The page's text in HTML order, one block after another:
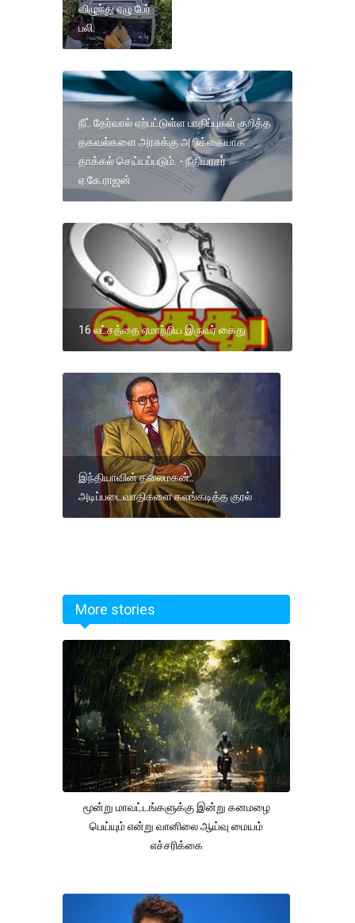
விழுந்து ஏழு பேர்
பலி.
நீட் தேர்வால் ஏற்பட்டுள்ள பாதிப்புகள் குறித்த
தகவல்களை அரசுக்கு அறிக்கையாக
தாக்கல் செய்யப்படும். - நீதியரசர்
ஏ.கே.ராஜன்
16 லட்சத்தை ஏமாற்றிய இருவர் கைது
இந்தியாவின் தலைமகன்..
அடிப்படைவாதிகளை கலங்கடித்த குரல்
More stories
மூன்று மாவட்டங்களுக்கு இன்று கனமழை
பெய்யும் என்று வானிலை ஆய்வு மையம்
எச்சரிக்கை